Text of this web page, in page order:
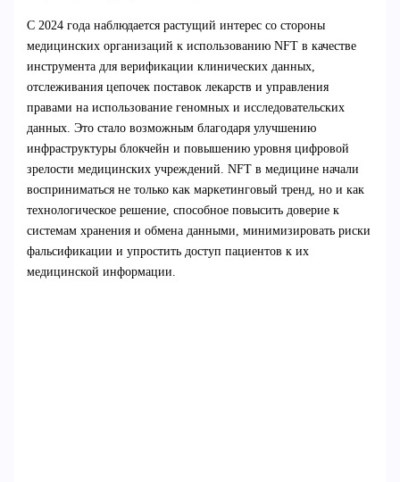
С 2024 года наблюдается растущий интерес со стороны
медицинских организаций к использованию NFT в качестве
инструмента для верификации клинических данных,
отслеживания цепочек поставок лекарств и управления
правами на использование геномных и исследовательских
данных. Это стало возможным благодаря улучшению
инфраструктуры блокчейн и повышению уровня цифровой
зрелости медицинских учреждений. NFT в медицине начали
восприниматься не только как маркетинговый тренд, но и как
технологическое решение, способное повысить доверие к
системам хранения и обмена данными, минимизировать риски
фальсификации и упростить доступ пациентов к их
медицинской информации.